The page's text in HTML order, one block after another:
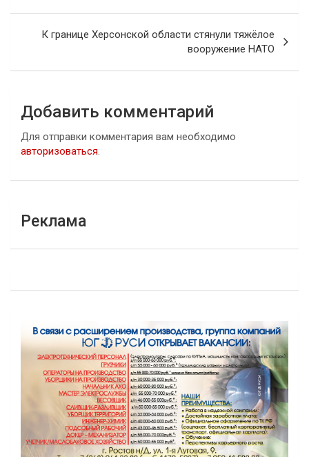
записям
К границе Херсонской области стянули тяжёлое
вооружение НАТО
Добавить комментарий
Для отправки комментария вам необходимо
авторизоваться.
Реклама